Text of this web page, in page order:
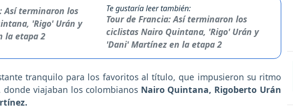
Te gustaría leer también:
Tour de Francia: Así terminaron los
ciclistas Nairo Quintana, 'Rigo' Urán y
'Dani' Martínez en la etapa 2
tranquilo para los favoritos al título, que impusieron su ritmo
viajaban los colombianos Nairo Quintana, Rigoberto Urán